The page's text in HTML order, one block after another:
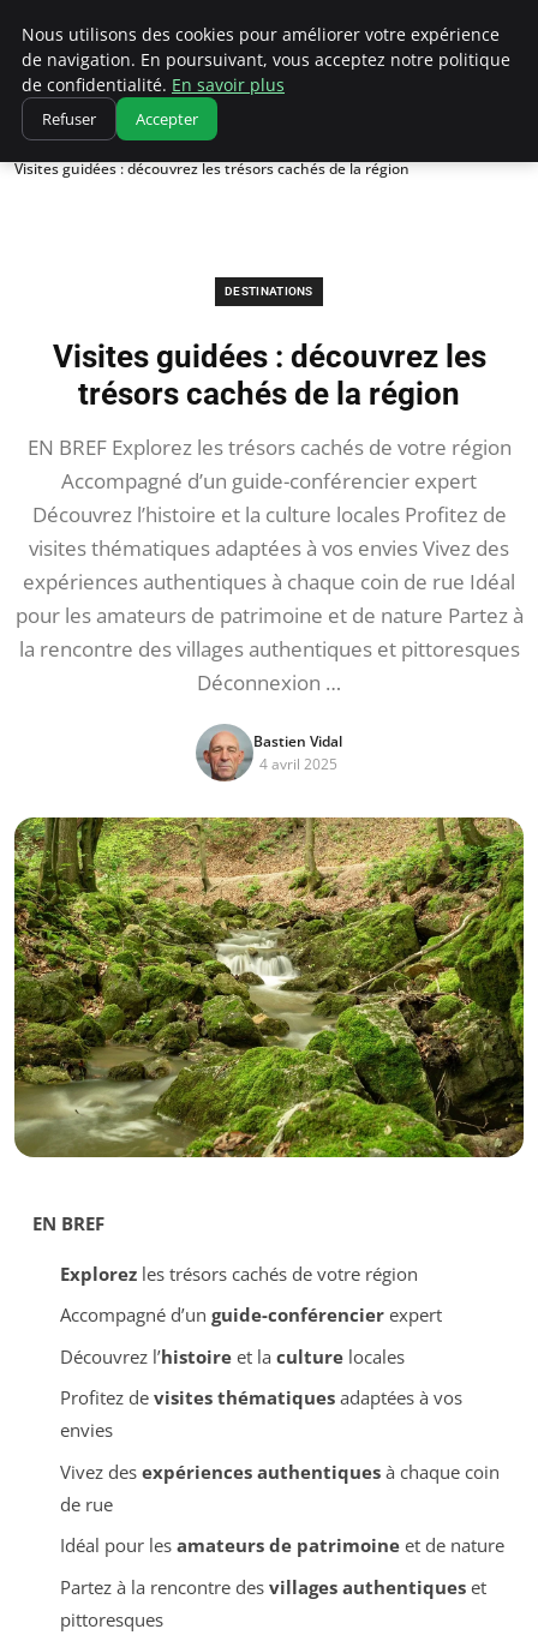
Correze Co
Accueil
Destinations
Visites guidées : découvrez les trésors cachés de la région
DESTINATIONS
Visites guidées : découvrez les
trésors cachés de la région
EN BREF Explorez les trésors cachés de votre région
Accompagné d’un guide-conférencier expert
Découvrez l’histoire et la culture locales Profitez de
visites thématiques adaptées à vos envies Vivez des
expériences authentiques à chaque coin de rue Idéal
pour les amateurs de patrimoine et de nature Partez à
la rencontre des villages authentiques et pittoresques
Déconnexion …
Bastien Vidal
4 avril 2025
EN BREF
Explorezles trésors cachés de votre région
Accompagné d’un guide-conférencierexpert
Découvrez l’histoireet la culturelocales
Profitez de visites thématiquesadaptées à vos
envies
Vivez des expériences authentiquesà chaque coin
de rue
Idéal pour les amateurs de patrimoineet de nature
Partez à la rencontre des villages authentiqueset
pittoresques
Nous utilisons des cookies pour améliorer votre expérience
de navigation. En poursuivant, vous acceptez notre politique
de confidentialité. En savoir plus
Refuser Accepter